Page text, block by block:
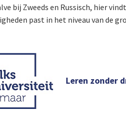
bij Zweeds en Russisch, hier
past in het niveau van de
Leren zonder